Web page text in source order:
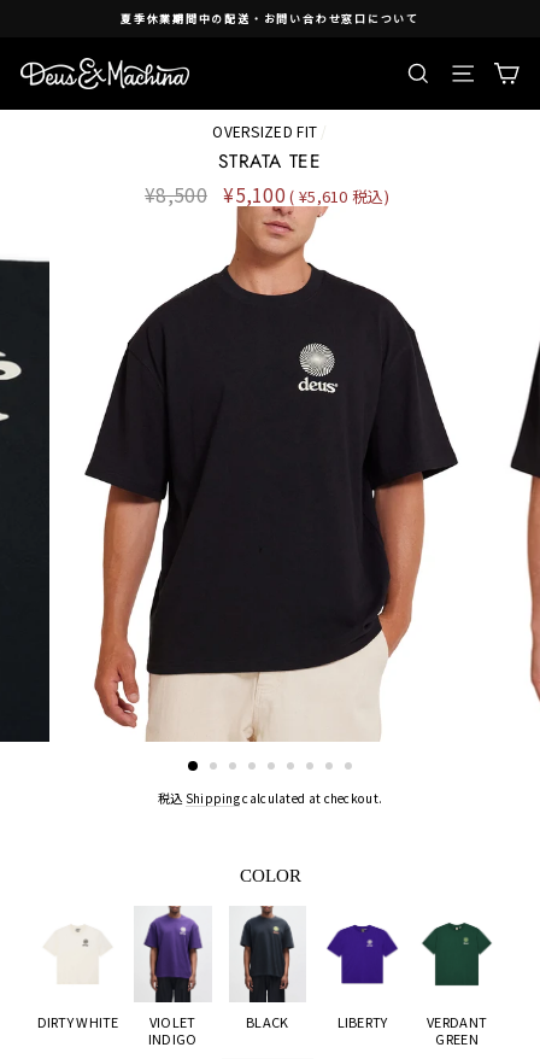
夏季休業期間中の配送・お問い合わせ窓口について
検索 Site
OVERSIZED FIT /
STRATA TEE
Regular
price
¥8,500
Sale
price
¥5,100 ( ¥5,610 税込)
税込 Shippingcalculated at checkout.
COLOR
DIRTY WHITE
VIOLET
INDIGO
BLACK LIBERTY
VERDANT
GREEN